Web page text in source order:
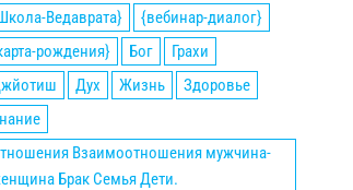
Ведаврата}
{вебинар-диалог}
рождения}
Бог
Грахи
Дух Жизнь
Здоровье
Взаимоотношения мужчина-
Брак Семья Дети.